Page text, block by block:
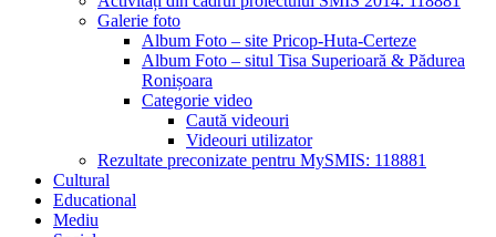
Galerie foto
Album Foto – site Pricop-Huta-Certeze
Album Foto – situl Tisa Superioară & Pădurea
Ronișoara
Categorie video
Caută videouri
Videouri utilizator
Rezultate preconizate pentru MySMIS: 118881
Cultural
Educational
Mediu